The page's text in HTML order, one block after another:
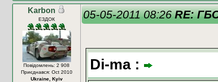
Karbon
ЕЗДОК
Повідомлень: 2 908
Приєднався: Oct 2010
Ukraine, Kyiv
05-05-2011 08:26RE:
Di-ma :